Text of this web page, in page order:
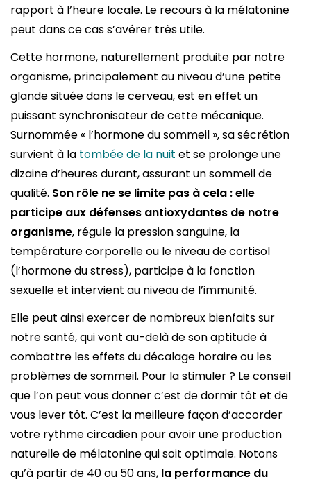
rapport à l’heure locale. Le recours à la mélatonine
peut dans ce cas s’avérer très utile.
Cette hormone, naturellement produite par notre
organisme, principalement au niveau d’une petite
glande située dans le cerveau, est en effet un
puissant synchronisateur de cette mécanique.
Surnommée « l’hormone du sommeil », sa sécrétion
survient à la tombée de la nuit et se prolonge une
dizaine d’heures durant, assurant un sommeil de
qualité. Son rôle ne se limite pas à cela : elle
participe aux défenses antioxydantes de notre
organisme, régule la pression sanguine, la
température corporelle ou le niveau de cortisol
(l’hormone du stress), participe à la fonction
sexuelle et intervient au niveau de l’immunité.
Elle peut ainsi exercer de nombreux bienfaits sur
notre santé, qui vont au-delà de son aptitude à
combattre les effets du décalage horaire ou les
problèmes de sommeil. Pour la stimuler ? Le conseil
que l’on peut vous donner c’est de dormir tôt et de
vous lever tôt. C’est la meilleure façon d’accorder
votre rythme circadien pour avoir une production
naturelle de mélatonine qui soit optimale. Notons
qu’à partir de 40 ou 50 ans, la performance du